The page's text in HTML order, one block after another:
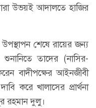
উভয়ই আদালতে হাজির
শেষে রায়ের জন্য
তাদের (নাসির-
বাদীপক্ষের আইনজীবী
করে খালাসের প্রার্থনা
রহমান দুলু।